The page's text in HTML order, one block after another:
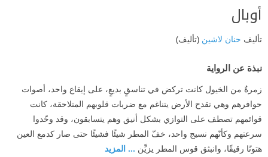
أوبال
تأليف حنان لاشين (تأليف)
نبذة عن الرواية
زمرةٌ من الخيول كانت تركض في تناسقٍ بديعٍ، على إيقاع واحد، أصوات
حوافرهم وهي تقدح الأرض يتناغم مع ضربات قلوبهم المتلاحقة، كانت
قوائمهم تصطف على التوازي بشكل أنيق وهم يتسابقون، وقد وحّدوا
سرعتهم وكأنّهم نسيج واحد، خفّ المطر شيئًا فشيئًا حتى صار كدمع العين
هتونًا رقيقًا، وانبثق قوس المطر يزيِّن ... المزيد